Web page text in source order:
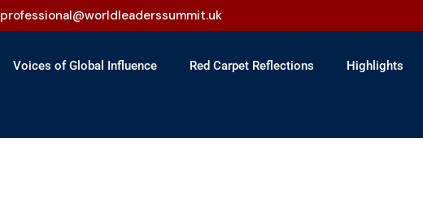
professional@worldleaderssummit.uk
Voices of Global Influence Red Carpet Reflections Highlights